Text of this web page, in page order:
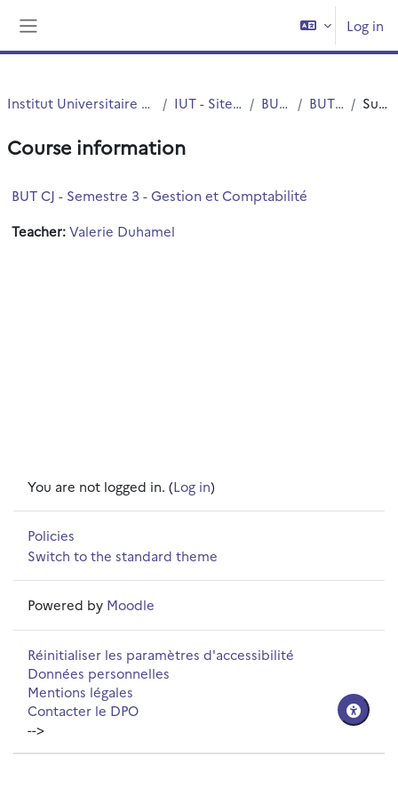
Log in
Institut Universitaire de Technologie (IUT) IUT - Site de Roubaix BUT STID BUT 3 STID Summary
Course information
BUT CJ - Semestre 3 - Gestion et Comptabilité
Teacher:Valerie Duhamel
You are not logged in. (Log in)
Policies
Switch to the standard theme
Powered by Moodle
Réinitialiser les paramètres d'accessibilité
Données personnelles
Mentions légales
Contacter le DPO
-->